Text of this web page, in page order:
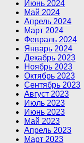
Июнь 2024
Май 2024
Апрель 2024
Март 2024
Февраль 2024
Январь 2024
Декабрь 2023
Ноябрь 2023
Октябрь 2023
Сентябрь 2023
Август 2023
Июль 2023
Июнь 2023
Май 2023
Апрель 2023
Март 2023